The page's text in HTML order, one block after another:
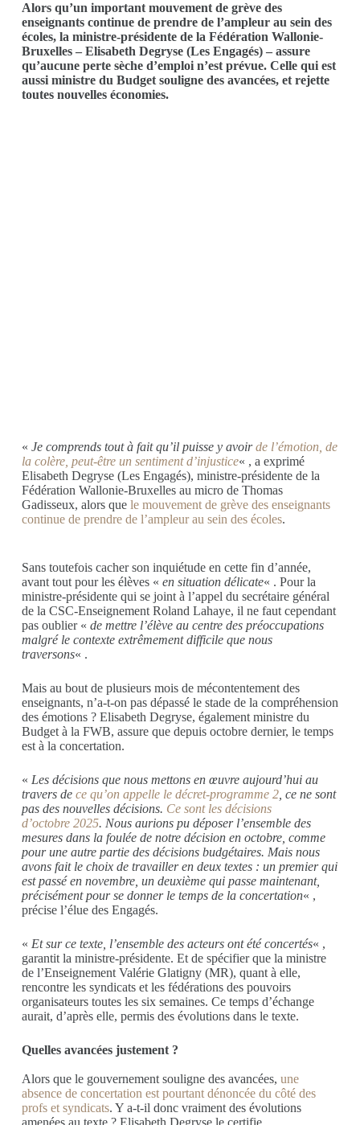
Alors qu’un important mouvement de grève des
enseignants continue de prendre de l’ampleur au sein des
écoles, la ministre-présidente de la Fédération Wallonie-
Bruxelles – Elisabeth Degryse (Les Engagés) – assure
qu’aucune perte sèche d’emploi n’est prévue. Celle qui est
aussi ministre du Budget souligne des avancées, et rejette
toutes nouvelles économies.
« Je comprends tout à fait qu’il puisse y avoirde l’émotion, de
la colère, peut-être un sentiment d’injustice« , a exprimé
Elisabeth Degryse (Les Engagés), ministre-présidentede la
Fédération Wallonie-Bruxelles au micro de Thomas
Gadisseux, alors que le mouvement de grève des enseignants
continue de prendre de l’ampleur au sein des écoles.
Sans toutefois cacher son inquiétude en cette fin d’année,
avant tout pour les élèves « en situation délicate« . Pour la
ministre-présidente qui se joint à l’appel du secrétaire général
de la CSC-Enseignement Roland Lahaye, il ne faut cependant
pas oublier « de mettre l’élève au centre des préoccupations
malgré le contexte extrêmement difficile que nous
traversons« .
Mais au bout de plusieurs mois de mécontentement des
enseignants, n’a-t-on pas dépassé le stade de la compréhension
des émotions ? Elisabeth Degryse, également ministre du
Budget à la FWB, assure que depuis octobre dernier, le temps
est à la concertation.
« Les décisions que nous mettons en œuvre aujourd’hui au
travers de ce qu’on appelle le décret-programme 2, ce ne sont
pas des nouvelles décisions. Ce sont les décisions
d’octobre 2025. Nous aurions pu déposer l’ensemble des
mesures dans la foulée de notre décision en octobre, comme
pour une autre partie des décisions budgétaires. Mais nous
avons fait le choix de travailler en deux textes : un premier qui
est passé en novembre, un deuxième qui passe maintenant,
précisément pour se donner le temps de la concertation« ,
précise l’élue des Engagés.
« Et sur ce texte, l’ensemble des acteurs ont été concertés« ,
garantit la ministre-présidente. Et de spécifier que la ministre
de l’Enseignement Valérie Glatigny (MR), quant à elle,
rencontre les syndicats et les fédérations des pouvoirs
organisateurs toutes les six semaines. Ce temps d’échange
aurait, d’après elle, permis des évolutions dans le texte.
Quelles avancées justement ?
Alors que le gouvernement souligne des avancées, une
absence de concertation est pourtant dénoncée du côté des
profs et syndicats. Y a-t-il donc vraiment des évolutions